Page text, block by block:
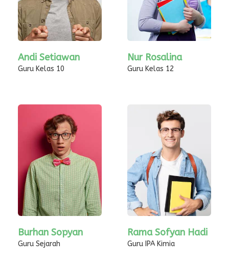
Andi Setiawan
Guru Kelas 10
Burhan Sopyan
Guru Sejarah
Nur Rosalina
Guru Kelas 12
Rama Sofyan Hadi
Guru IPA Kimia